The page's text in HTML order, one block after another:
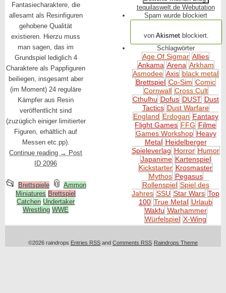
Fantasiecharaktere, die
allesamt als Resinfiguren
gehobene Qualität
existieren. Hierzu muss
man sagen, das im
Grundspiel lediglich 4
Charaktere als Pappfiguren
beiliegen, insgesamt aber
(im Moment) 24 reguläre
Kämpfer aus Resin
veröffentlicht sind
(zuzüglich einiger limitierter
Figuren, erhältlich auf
Messen etc.pp).
Continue reading → Post
ID 2096
📂 This
entry
was
Brettspiele 📎 and
tagged
Ammon
Miniatures Brettspiel
Catchen Undertaker
Wrestling WWE
tequilaswelt.de Webutation
Spam wurde blockiert
von Akismetblockiert.
Schlagwörter
Age Of Sigmar Allies
Ankama Arena Arkham
Asmodee Axis black metal
Brettspiel Co-Sim Comic
Cornwall Cross Cult
Cthulhu Dofus DUST Dust
Tactics Dust Warfare
England Erdogan Fantasy
Flight Games FFG Filme
Games Workshop Heavy
Metal Heidelberger
Spieleverlag Horror Humor
Japanime Kartenspiel
Kickstarter Krosmaster
Mythos Pegasus
Rollenspiel Spiel des
Jahres SSU Star Wars Top
100 True Metal Urlaub
Wakfu Warhammer
Würfelspiel X-Wing
©2026 raindrops Entries RSS and Comments RSS Raindrops Theme